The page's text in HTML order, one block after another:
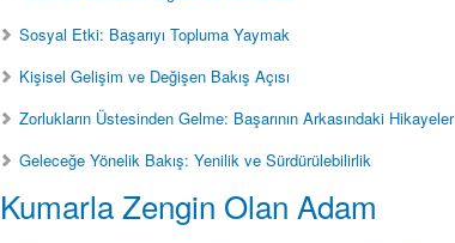
Sosyal Etki: Başarıyı Topluma Yaymak
Kişisel Gelişim ve Değişen Bakış Açısı
Zorlukların Üstesinden Gelme: Başarının Arkasındaki Hikayeler
Geleceğe Yönelik Bakış: Yenilik ve Sürdürülebilirlik
Kumarla Zengin Olan Adam